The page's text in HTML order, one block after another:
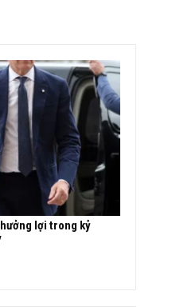
lợi trong kỷ